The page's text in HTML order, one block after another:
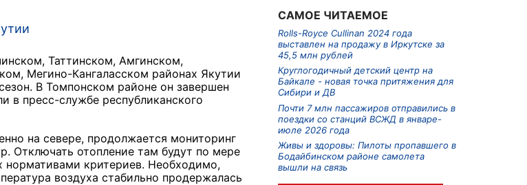
Таттинском, Амгинском,
Мегино-Кангаласском районах Якутии
В Томпонском районе он завершен
в пресс-службе республиканского
на севере, продолжается мониторинг
Отключать отопление там будут по мере
нормативами критериев. Необходимо,
воздуха стабильно продержалась
САМОЕ ЧИТАЕМОЕ
Rolls-Royce Cullinan 2024 года
выставлен на продажу в Иркутске за
45,5 млн рублей
Круглогодичный детский центр на
Байкале - новая точка притяжения для
Сибири и ДВ
Почти 7 млн пассажиров отправились в
поездки со станций ВСЖД в январе-
июле 2026 года
Живы и здоровы: Пилоты пропавшего в
Бодайбинском районе самолета
вышли на связь